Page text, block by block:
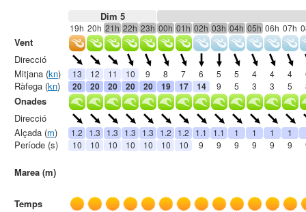
Dim 5
19h 20h 21h 22h 23h 00h 01h 02h 03h 04h 05h 06h 07h
13 12 11 10 9 8 7 6 5 5 4 4 4
20 20 20 20 20 19 17 14 9 5 3 3 5
1.2 1.3 1.3 1.3 1.3 1.2 1.2 1.1 1.1 1 1 1 1
10
10 10 10 10 10 10 9 9 9 9 9 9
Vent
Direcció
Mitjana (kn)
Ràfega (kn)
Onades
Direcció
Alçada (m)
Període (s)
Marea (m)
Temps